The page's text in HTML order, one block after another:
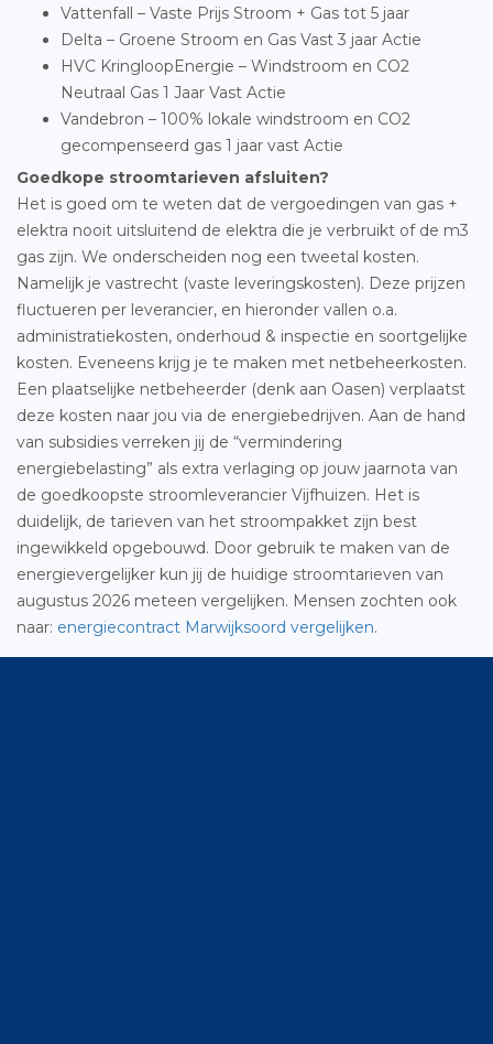
Vattenfall – Vaste Prijs Stroom + Gas tot 5 jaar
Delta – Groene Stroom en Gas Vast 3 jaar Actie
HVC KringloopEnergie – Windstroom en CO2
Neutraal Gas 1 Jaar Vast Actie
Vandebron – 100% lokale windstroom en CO2
gecompenseerd gas 1 jaar vast Actie
Goedkope stroomtarieven afsluiten?
Het is goed om te weten dat de vergoedingen van gas +
elektra nooit uitsluitend de elektra die je verbruikt of de m3
gas zijn. We onderscheiden nog een tweetal kosten.
Namelijk je vastrecht (vaste leveringskosten). Deze prijzen
fluctueren per leverancier, en hieronder vallen o.a.
administratiekosten, onderhoud & inspectie en soortgelijke
kosten. Eveneens krijg je te maken met netbeheerkosten.
Een plaatselijke netbeheerder (denk aan Oasen) verplaatst
deze kosten naar jou via de energiebedrijven. Aan de hand
van subsidies verreken jij de “vermindering
energiebelasting” als extra verlaging op jouw jaarnota van
de goedkoopste stroomleverancier Vijfhuizen. Het is
duidelijk, de tarieven van het stroompakket zijn best
ingewikkeld opgebouwd. Door gebruik te maken van de
energievergelijker kun jij de huidige stroomtarieven van
augustus 2026 meteen vergelijken. Mensen zochten ook
naar: energiecontract Marwijksoord vergelijken.